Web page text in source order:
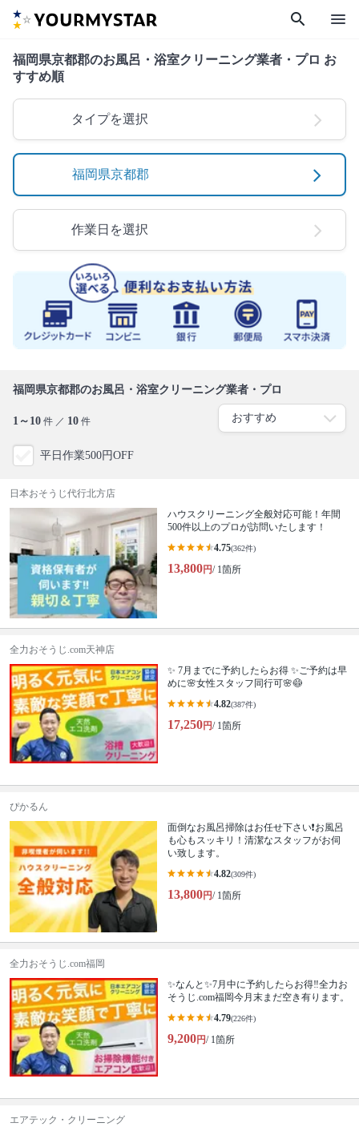
search menu
福岡県京都郡のお風呂・浴室クリーニング業者・プロ お
すすめ順
タイプを選択
福岡県京都郡
作業日を選択
福岡県京都郡のお風呂・浴室クリーニング業者・プロ
1～10 件 ／ 10 件
平日作業500円OFF
日本おそうじ代行北方店
ハウスクリーニング全般対応可能！年間
500件以上のプロが訪問いたします！
4.75(362件)
13,800円/ 1箇所
全力おそうじ.com天神店
✨ 7月までに予約したらお得 ✨ご予約は早
めに🌸女性スタッフ同行可🌸😷
4.82(387件)
17,250円/ 1箇所
ぴかるん
面倒なお風呂掃除はお任せ下さい❗️お風呂
も心もスッキリ！清潔なスタッフがお伺
い致します。
4.82(309件)
13,800円/ 1箇所
全力おそうじ.com福岡
✨なんと✨7月中に予約したらお得‼️全力お
そうじ.com福岡今月末まだ空き有ります。
4.79(226件)
9,200円/ 1箇所
エアテック・クリーニング